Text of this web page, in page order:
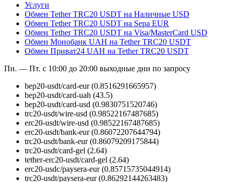
Услуги
Обмен Tether TRC20 USDT на Наличные USD
Обмен Tether TRC20 USDT на Sepa EUR
Обмен Tether TRC20 USDT на Visa/MasterCard USD
Обмен Монобанк UAH на Tether TRC20 USDT
Обмен Приват24 UAH на Tether TRC20 USDT
Пн. — Пт. с 10:00 до 20:00 выходные дни по запросу
bep20-usdt/card-eur (0.8516291665957)
bep20-usdt/card-uah (43.5)
bep20-usdt/card-usd (0.9830751520746)
trc20-usdt/wire-usd (0.98522167487685)
erc20-usdt/wire-usd (0.98522167487685)
erc20-usdt/bank-eur (0.86072207644794)
trc20-usdt/bank-eur (0.86079209175844)
trc20-usdt/card-gel (2.64)
tether-erc20-usdt/card-gel (2.64)
erc20-usdc/paysera-eur (0.85715735044914)
trc20-usdt/paysera-eur (0.86292144263483)